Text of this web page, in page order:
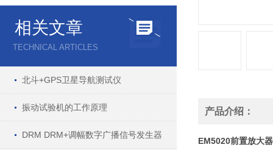
相关文章
TECHNICAL ARTICLES
北斗+GPS卫星导航测试仪
振动试验机的工作原理
DRM DRM+调幅数字广播信号发生器
产品介绍：
EM5020前置放大器